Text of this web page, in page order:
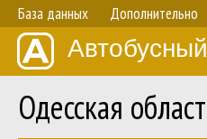
База данных Дополнительно
Одесская